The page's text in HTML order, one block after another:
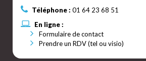
Téléphone : 01 64 23 68 51
En ligne :
Formulaire de contact
Prendre un RDV (tel ou visio)